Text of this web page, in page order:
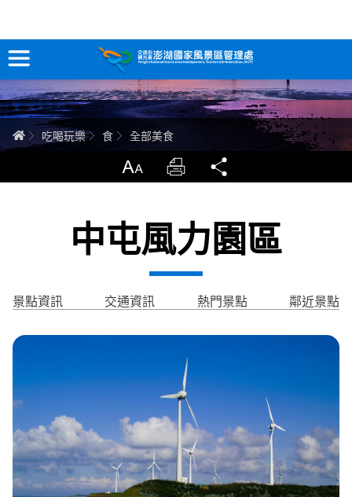
跳
到
主
要
內
容
訊息專區
關於澎湖
智慧觀光情報站
行政資訊網
臉書粉絲團
首長信箱 English
日本語 Tiếng Việt
全部美食
首頁吃喝玩樂 食 全部美食
放大 列印
中屯風力園區
景點資訊 交通資訊 熱門景點 鄰近景點